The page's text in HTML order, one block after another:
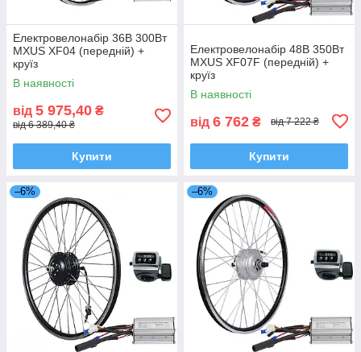
Електровелонабір 36В 300Вт
MXUS XF04 (передній) +
круїз
В наявності
від 5 975,40 ₴
від 6 389,40 ₴
Купити
Електровелонабір 48В 350Вт
MXUS XF07F (передній) +
круїз
В наявності
від 6 762 ₴ від 7 222 ₴
Купити
–6% –6%